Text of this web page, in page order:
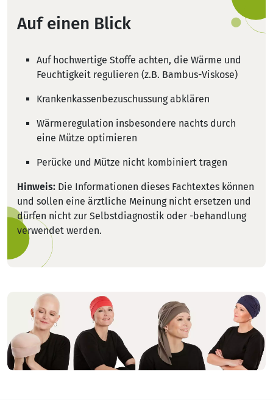
Auf einen Blick
Auf hochwertige Stoffe achten, die Wärme und
Feuchtigkeit regulieren (z.B. Bambus-Viskose)
Krankenkassenbezuschussung abklären
Wärmeregulation insbesondere nachts durch
eine Mütze optimieren
Perücke und Mütze nicht kombiniert tragen
Hinweis: Die Informationen dieses Fachtextes können
und sollen eine ärztliche Meinung nicht ersetzen und
dürfen nicht zur Selbstdiagnostik oder -behandlung
verwendet werden.